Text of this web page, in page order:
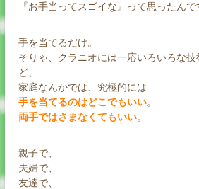
『お手当ってスゴイな』って思ったんで
手を当てるだけ。
そりゃ、クラニオには一応いろいろな
ど、
家庭なんかでは、究極的には
手を当てるのはどこでもいい。
両手ではさまなくてもいい。
親子で、
夫婦で、
友達で、